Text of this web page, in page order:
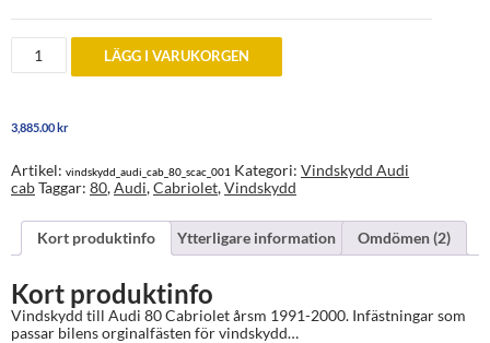
Vindskydd
Audi
upp
årsm
1991-
2000
mängd
LÄGG I VARUKORGEN
3,885.00kr
Artikel: vindskydd_audi_cab_80_scac_001 Kategori: Vindskydd Audi
cabTaggar: 80,Audi,Cabriolet,Vindskydd
Kort produktinfo Ytterligare information Omdömen (2)
Kort produktinfo
Vindskydd till Audi 80 Cabriolet årsm 1991-2000. Infästningar som
passar bilens orginalfästen för vindskydd…